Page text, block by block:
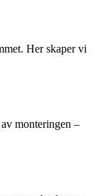
Her skaper vi
monteringen –